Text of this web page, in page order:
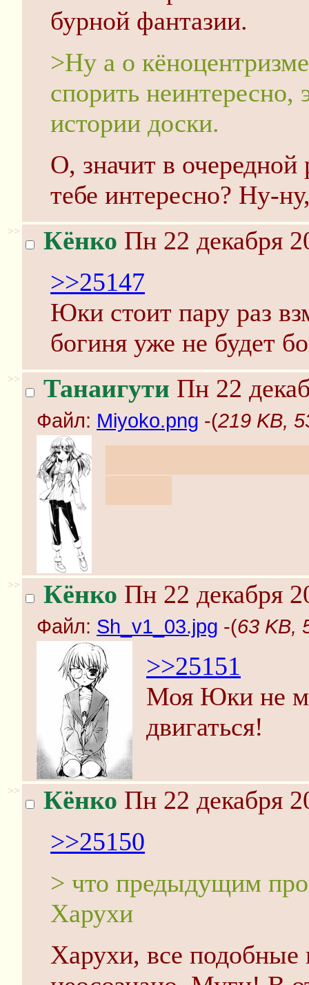
бурной фантазии.
>Ну а о
спорить неинтересно,
истории доски.
О, значит в
тебе интересно? Ну-
>> Кёнко Пн 22 декабря
>>25147
Юки стоит пару раз
богиня уже не будет
>> Танаигути Пн 22
Файл: Miyoko.png -(219 KB,
>> Кёнко Пн 22 декабря
Файл: Sh_v1_03.jpg -(63 KB,
>>25151
Моя Юки не
двигаться!
>> Кёнко Пн 22 декабря
>>25150
> что предыдущим
Харухи
Харухи, все